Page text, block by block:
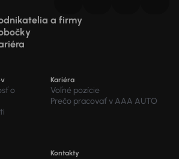
a firmy
o
Kariéra
Voľné pozície
Prečo pracovať v AAA AUTO
Kontakty